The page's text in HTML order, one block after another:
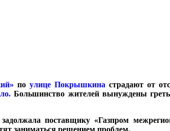
по улице Покрышкина страдают от
Большинство жителей вынуждены
поставщику «Газпром
заниматься решением проблем.